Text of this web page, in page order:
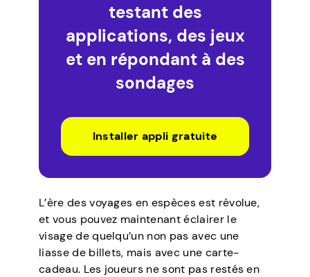
testant des
applications, des jeux
et en répondant à des
sondages
Installer appli gratuite
L’ère des voyages en espèces est révolue,
et vous pouvez maintenant éclairer le
visage de quelqu’un non pas avec une
liasse de billets, mais avec une carte-
cadeau. Les joueurs ne sont pas restés en